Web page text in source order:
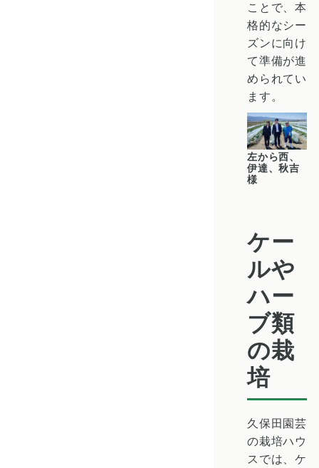
ことで、本
格的なシー
ズンに向け
て準備が進
められてい
ます。
左から西、
伊達、秋吉
様
ケー
ルや
ハー
ブ類
の栽
培
久保田園芸
の栽培ハウ
スでは、ケ